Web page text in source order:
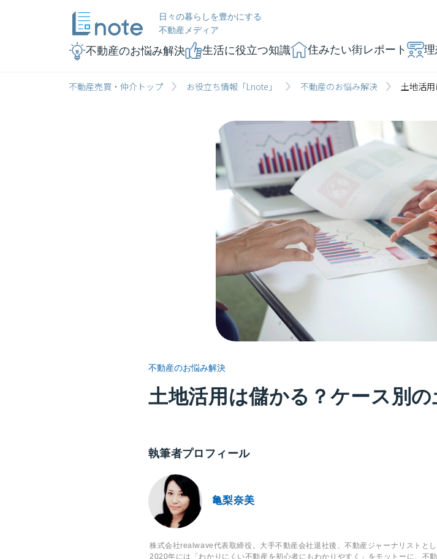
日々の暮らしを豊かにする
不動産メディア
不動産のお悩み解決 生活に役立つ知識 住みたい街レポート
不動産売買・仲介トップ お役立ち情報「Lnote」 不動産のお悩み解決 土地活
不動産のお悩み解決
土地活用は儲かる？ケース別の
執筆者プロフィール
亀梨奈美
株式会社realwave代表取締役。大手不動産会社退社後、不動産ジャーナリストとし
2020年には「わかりにくい不動産を初心者にもわかりやすく」をモットーに、不